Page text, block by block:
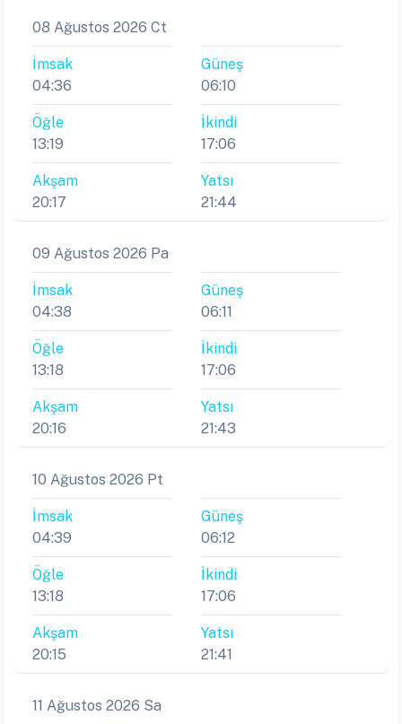
08 Ağustos 2026 Ct
İmsak
04:36
Güneş
06:10
Öğle
13:19
İkindi
17:06
Akşam
20:17
Yatsı
21:44
09 Ağustos 2026 Pa
İmsak
04:38
Güneş
06:11
Öğle
13:18
İkindi
17:06
Akşam
20:16
Yatsı
21:43
10 Ağustos 2026 Pt
İmsak
04:39
Güneş
06:12
Öğle
13:18
İkindi
17:06
Akşam
20:15
Yatsı
21:41
11 Ağustos 2026 Sa